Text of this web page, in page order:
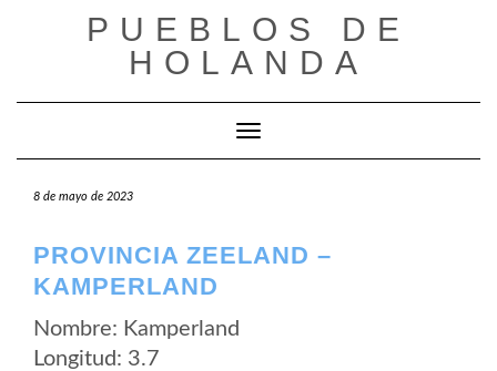
PUEBLOS DE
HOLANDA
Cambiar modo de navegación
8 de mayo de 2023
PROVINCIA ZEELAND –
KAMPERLAND
Nombre: Kamperland
Longitud: 3.7